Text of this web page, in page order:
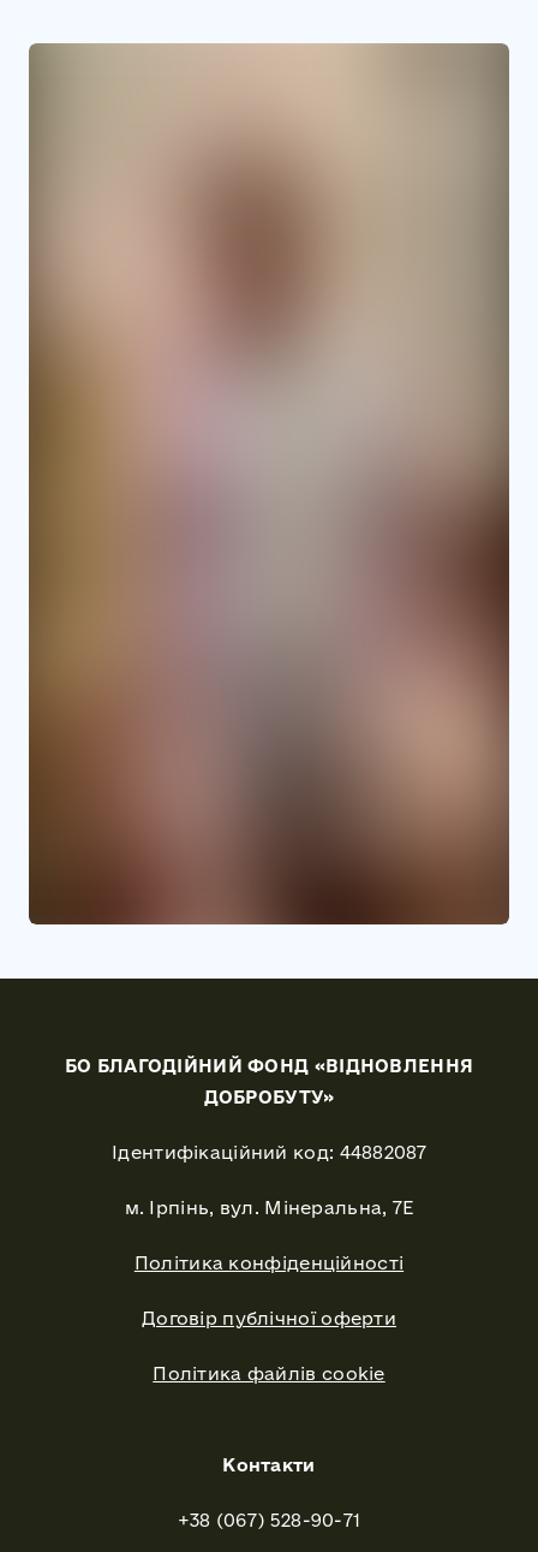
БО БЛАГОДІЙНИЙ ФОНД «ВІДНОВЛЕННЯ
ДОБРОБУТУ»
Ідентифікаційний код: 44882087
м. Ірпінь, вул. Мінеральна, 7Е
Політика конфіденційності
Договір публічної оферти
Політика файлів cookie
Контакти
+38 (067) 528-90-71